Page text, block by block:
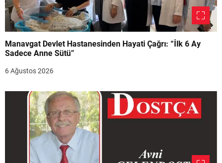
Manavgat Devlet Hastanesinden Hayati Çağrı: “İlk 6 Ay
Sadece Anne Sütü”
6 Ağustos 2026